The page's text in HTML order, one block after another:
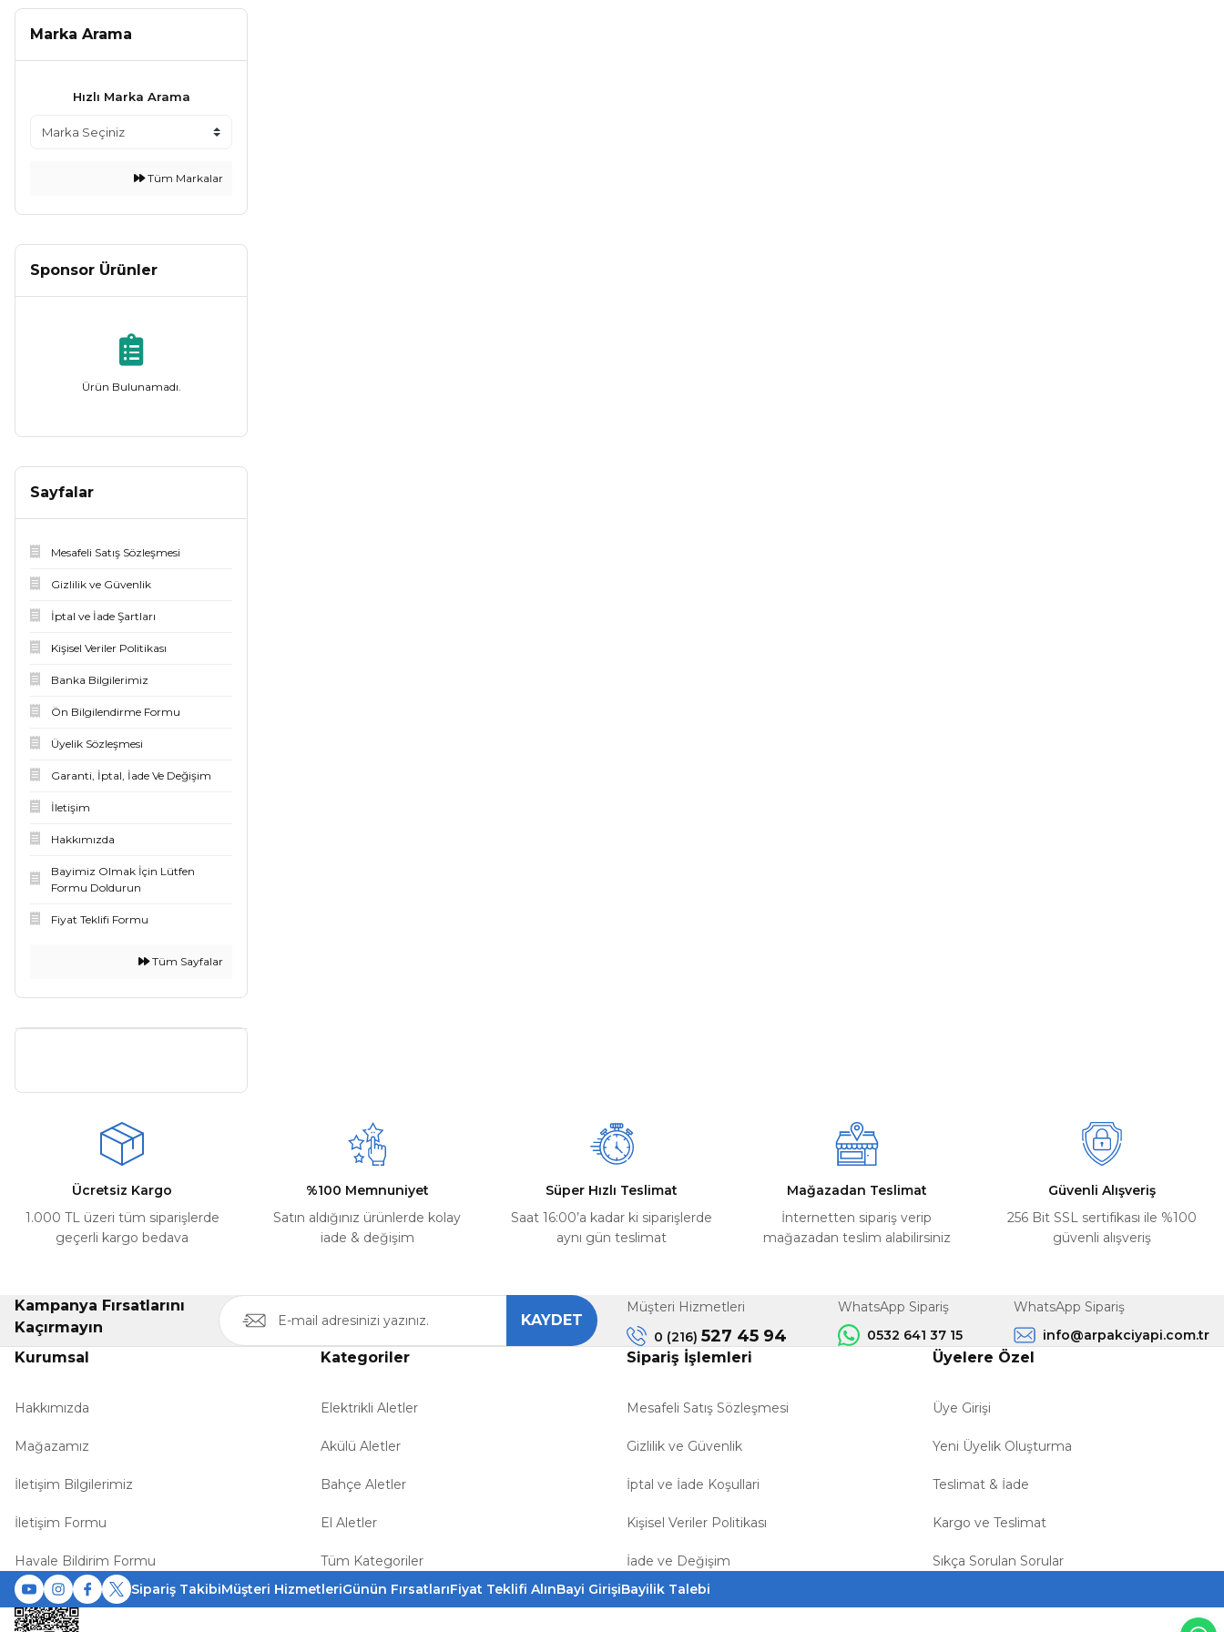
Marka Arama
Hızlı Marka Arama
Tüm Markalar
Sponsor Ürünler
Ürün Bulunamadı.
Sayfalar
Mesafeli Satış Sözleşmesi
Gizlilik ve Güvenlik
İptal ve İade Şartları
Kişisel Veriler Politikası
Banka Bilgilerimiz
Ön Bilgilendirme Formu
Üyelik Sözleşmesi
Garanti, İptal, İade Ve Değişim
İletişim
Hakkımızda
Bayimiz Olmak İçin Lütfen
Formu Doldurun
Fiyat Teklifi Formu
Tüm Sayfalar
Ücretsiz Kargo
1.000 TL üzeri tüm siparişlerde
geçerli kargo bedava
%100 Memnuniyet
Satın aldığınız ürünlerde kolay
iade & değişim
Süper Hızlı Teslimat
Saat 16:00’a kadar ki siparişlerde
aynı gün teslimat
Mağazadan Teslimat
İnternetten sipariş verip
mağazadan teslim alabilirsiniz
Güvenli Alışveriş
256 Bit SSL sertifikası ile %100
güvenli alışveriş
Kampanya Fırsatlarını
Kaçırmayın
KAYDET
Müşteri Hizmetleri
0 (216) 527 45 94
WhatsApp Sipariş
0532 641 37 15
WhatsApp Sipariş
info@arpakciyapi.com.tr
Kurumsal
Hakkımızda
Mağazamız
İletişim Bilgilerimiz
İletişim Formu
Havale Bildirim Formu
Kategoriler
Elektrikli Aletler
Akülü Aletler
Bahçe Aletler
El Aletler
Tüm Kategoriler
Sipariş İşlemleri
Mesafeli Satış Sözleşmesi
Gizlilik ve Güvenlik
İptal ve İade Koşullari
Kişisel Veriler Politikası
İade ve Değişim
Üyelere Özel
Üye Girişi
Yeni Üyelik Oluşturma
Teslimat & İade
Kargo ve Teslimat
Sıkça Sorulan Sorular
Sipariş TakibiMüşteri HizmetleriGünün FırsatlarıFiyat Teklifi AlınBayi GirişiBayilik Talebi